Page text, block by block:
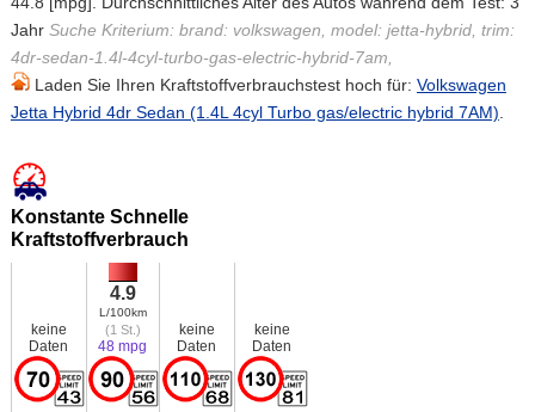
Jahr Suche Kriterium: brand: volkswagen, model: jetta-hybrid, trim:
4dr-sedan-1.4l-4cyl-turbo-gas-electric-hybrid-7am,
Laden Sie Ihren Kraftstoffverbrauchstest hoch für: Volkswagen
Jetta Hybrid 4dr Sedan (1.4L 4cyl Turbo gas/electric hybrid 7AM)
Konstante Schnelle
Kraftstoffverbrauch
keine
Daten
4.9
L/100km
(1 St.)
48 mpg
keine
Daten
keine
Daten